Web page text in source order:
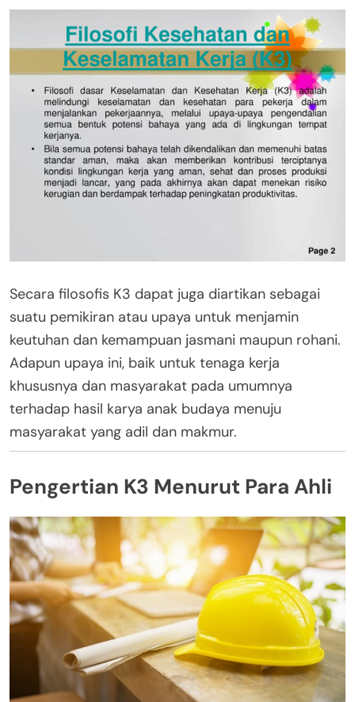
Secara filosofis K3 dapat juga diartikan sebagai
suatu pemikiran atau upaya untuk menjamin
keutuhan dan kemampuan jasmani maupun rohani.
Adapun upaya ini, baik untuk tenaga kerja
khususnya dan masyarakat pada umumnya
terhadap hasil karya anak budaya menuju
masyarakat yang adil dan makmur.
Pengertian K3 Menurut Para Ahli